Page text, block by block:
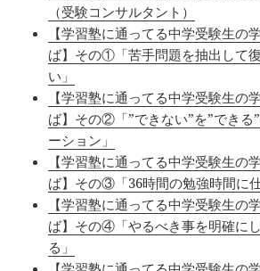
（受験コンサルタント）
【学習塾に通ってる中学受験生の
ば】その①「苦手問題を抽出して
い」
【学習塾に通ってる中学受験生の
ば】その②「”できない”を”できる
ーション」
【学習塾に通ってる中学受験生の
ば】その③「36時間の勉強時間に
【学習塾に通ってる中学受験生の
ば】その④「やるべき事を明確に
る」